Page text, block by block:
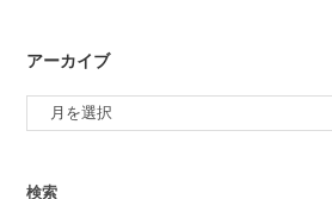
アーカイブ
検索